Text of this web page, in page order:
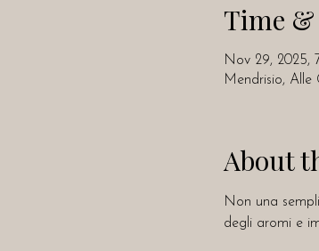
Time
Nov 29, 2025,
Mendrisio, Alle
About
Non una
degli aromi e